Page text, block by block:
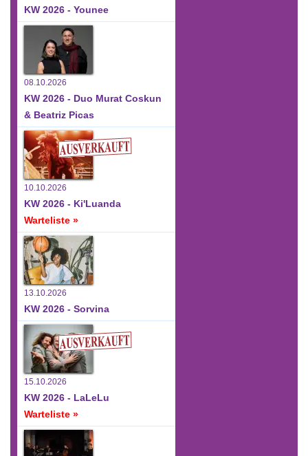
KW 2026 - Younee
08.10.2026
KW 2026 - Duo Murat Coskun
& Beatriz Picas
10.10.2026
KW 2026 - Ki'Luanda
Warteliste »
13.10.2026
KW 2026 - Sorvina
15.10.2026
KW 2026 - LaLeLu
Warteliste »